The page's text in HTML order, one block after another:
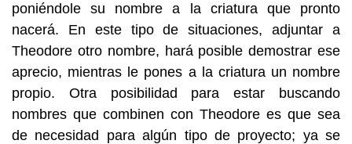
poniéndole su nombre a la criatura que pronto
nacerá. En este tipo de situaciones, adjuntar a
Theodore otro nombre, hará posible demostrar ese
aprecio, mientras le pones a la criatura un nombre
propio. Otra posibilidad para estar buscando
nombres que combinen con Theodore es que sea
de necesidad para algún tipo de proyecto; ya se